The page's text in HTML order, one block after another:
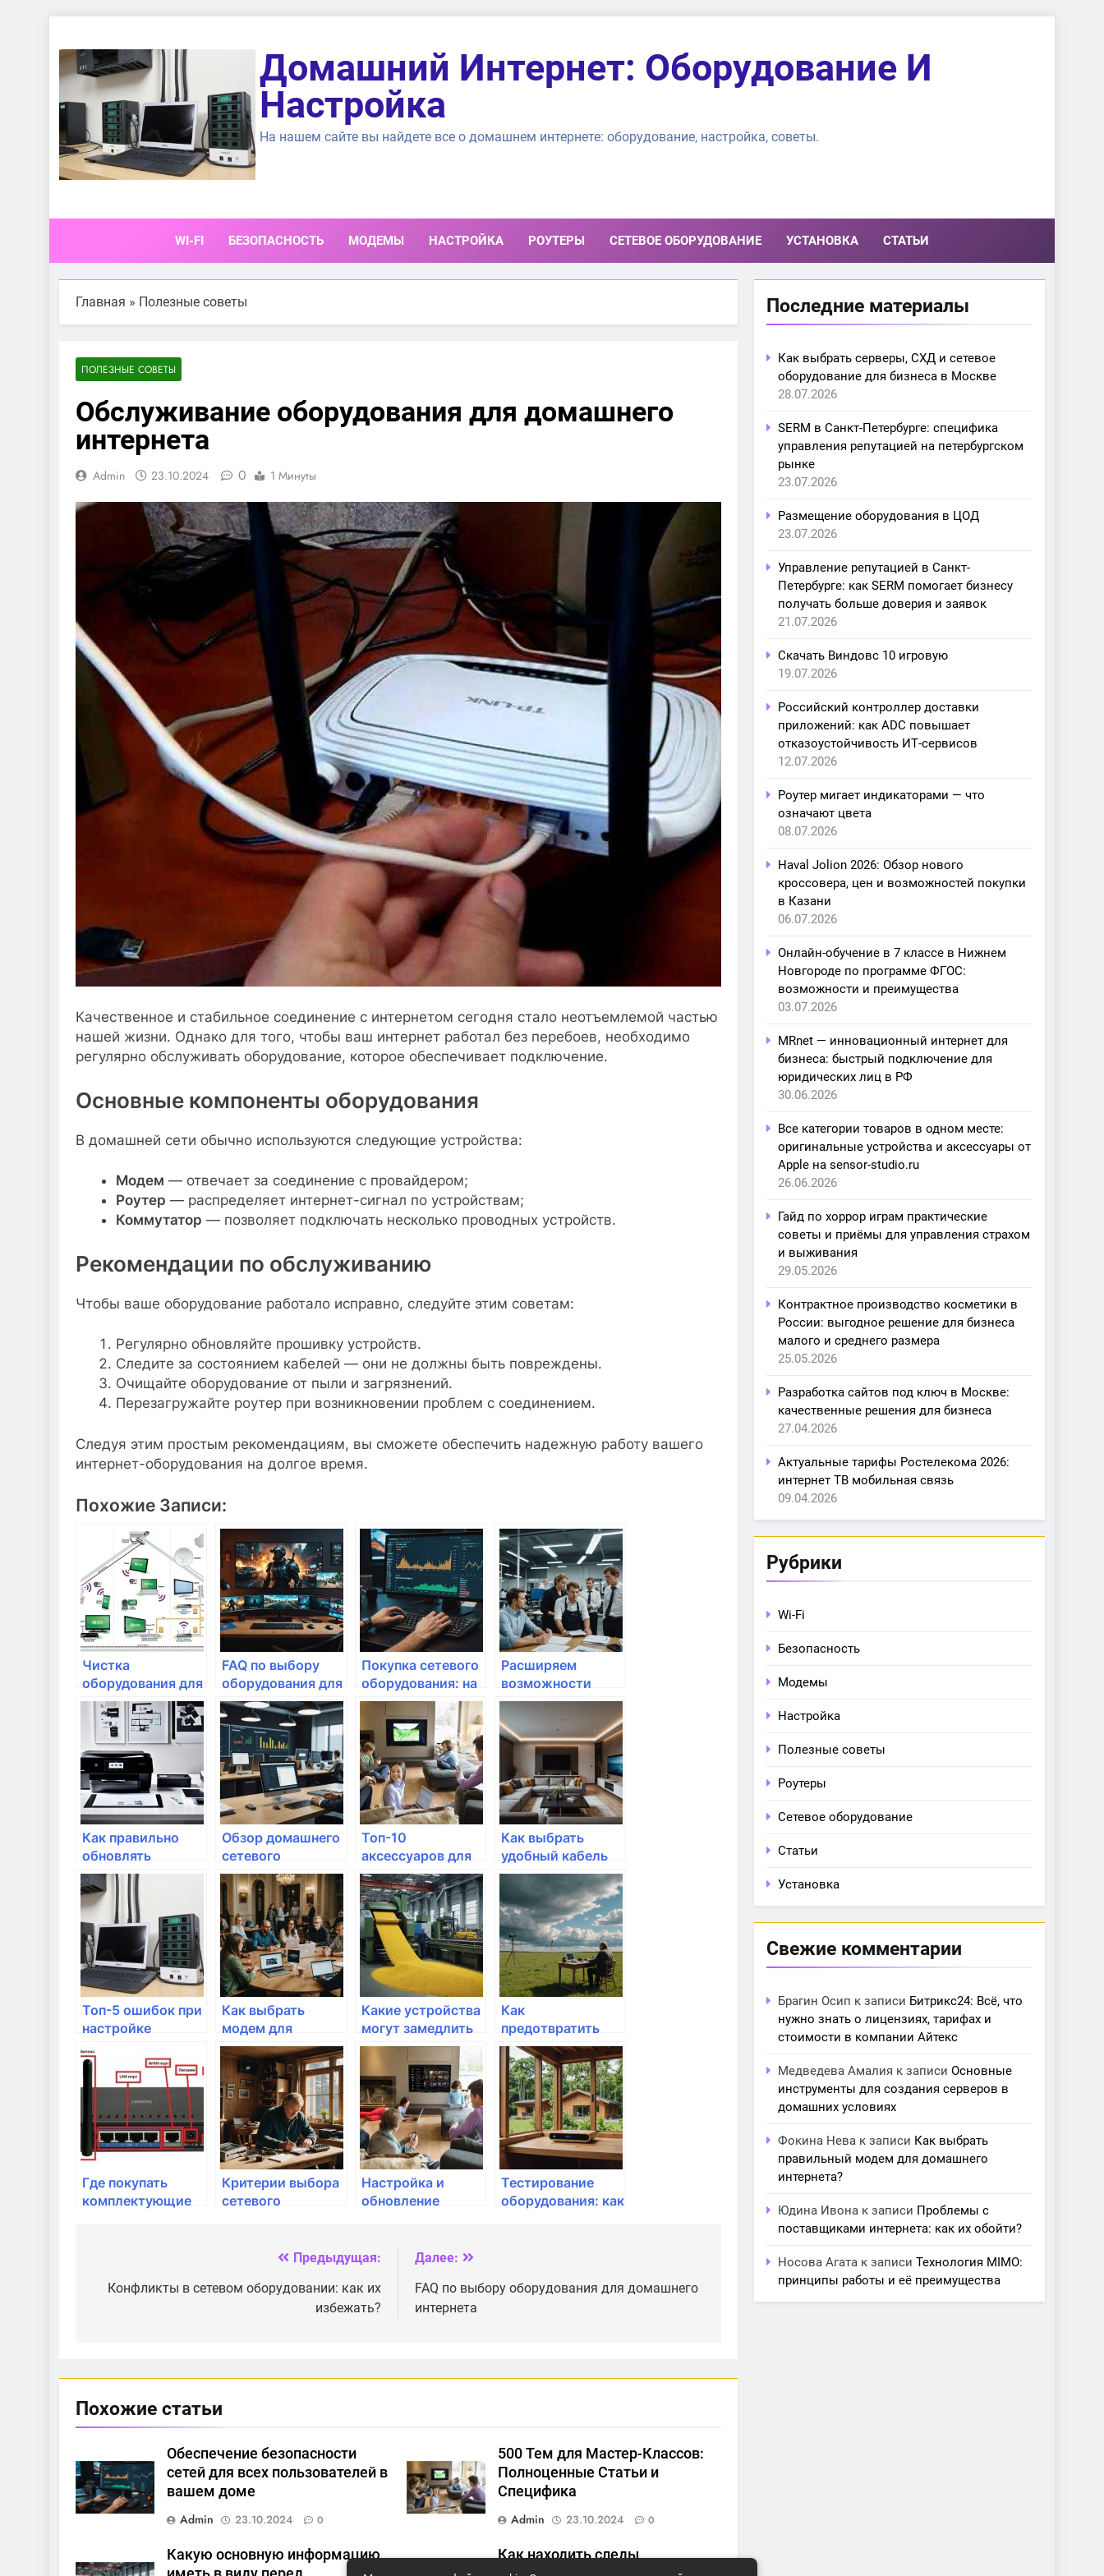
содержимому
Домашний Интернет: Оборудование И
Настройка
На нашем сайте вы найдете все о домашнем интернете: оборудование, настройка, советы.
WI-FI БЕЗОПАСНОСТЬ МОДЕМЫ НАСТРОЙКА РОУТЕРЫ СЕТЕВОЕ ОБОРУДОВАНИЕ УСТАНОВКА СТАТЬИ
Главная » Полезные советы
ПОЛЕЗНЫЕ СОВЕТЫ
Обслуживание оборудования для домашнего
интернета
Admin 23.10.2024 0 1 Минуты
Качественное и стабильное соединение с интернетом сегодня стало неотъемлемой частью
нашей жизни. Однако для того, чтобы ваш интернет работал без перебоев, необходимо
регулярно обслуживать оборудование, которое обеспечивает подключение.
Основные компоненты оборудования
В домашней сети обычно используются следующие устройства:
Модем — отвечает за соединение с провайдером;
Роутер — распределяет интернет-сигнал по устройствам;
Коммутатор — позволяет подключать несколько проводных устройств.
Рекомендации по обслуживанию
Чтобы ваше оборудование работало исправно, следуйте этим советам:
Регулярно обновляйте прошивку устройств.
Следите за состоянием кабелей — они не должны быть повреждены.
Очищайте оборудование от пыли и загрязнений.
Перезагружайте роутер при возникновении проблем с соединением.
Следуя этим простым рекомендациям, вы сможете обеспечить надежную работу вашего
интернет-оборудования на долгое время.
Похожие Записи:
Чистка
оборудования для
домашнего
интернета
FAQ по выбору
оборудования для
домашнего
интернета
Покупка сетевого
оборудования: на
что обращать
внимание
Расширяем
возможности
домашнего
интернета с
помощью Wi-Fi
Как правильно
обновлять
оборудование для
интернета?
Обзор домашнего
сетевого
оборудования для
геймеров
Топ-10
аксессуаров для
домашнего
интернета
Как выбрать
удобный кабель
для подключения
интернета?
Топ-5 ошибок при
настройке
домашнего
интернета
Как выбрать
модем для
домашнего
интернета
Какие устройства
могут замедлить
скорость
интернета?
Как
предотвратить
отключение
интернета в
важные моменты
Где покупать
комплектующие
Критерии выбора
сетевого
Настройка и
обновление
Тестирование
оборудования: как
по
Предыдущая:
Конфликты в сетевом оборудовании: как их
избежать?
Далее:
FAQ по выбору оборудования для домашнего
интернета
Похожие статьи
Обеспечение безопасности
сетей для всех пользователей в
вашем доме
Admin
23.10.2024 0
500 Тем для Мастер-Классов:
Полноценные Статьи и
Специфика
Admin
23.10.2024 0
Какую основную информацию
Как находить следы
Последние материалы
Как выбрать серверы, СХД и сетевое
оборудование для бизнеса в Москве
28.07.2026
SERM в Санкт-Петербурге: специфика
управления репутацией на петербургском
рынке
23.07.2026
Размещение оборудования в ЦОД
23.07.2026
Управление репутацией в Санкт-
Петербурге: как SERM помогает бизнесу
получать больше доверия и заявок
21.07.2026
Скачать Виндовс 10 игровую
19.07.2026
Российский контроллер доставки
приложений: как ADC повышает
отказоустойчивость ИТ-сервисов
12.07.2026
Роутер мигает индикаторами — что
означают цвета
08.07.2026
Haval Jolion 2026: Обзор нового
кроссовера, цен и возможностей покупки
в Казани
06.07.2026
Онлайн-обучение в 7 классе в Нижнем
Новгороде по программе ФГОС:
возможности и преимущества
03.07.2026
MRnet — инновационный интернет для
бизнеса: быстрый подключение для
юридических лиц в РФ
30.06.2026
Все категории товаров в одном месте:
оригинальные устройства и аксессуары от
Apple на sensor-studio.ru
26.06.2026
Гайд по хоррор играм практические
советы и приёмы для управления страхом
и выживания
29.05.2026
Контрактное производство косметики в
России: выгодное решение для бизнеса
малого и среднего размера
25.05.2026
Разработка сайтов под ключ в Москве:
качественные решения для бизнеса
27.04.2026
Актуальные тарифы Ростелекома 2026:
интернет ТВ мобильная связь
09.04.2026
Рубрики
Wi-Fi
Безопасность
Модемы
Настройка
Полезные советы
Роутеры
Сетевое оборудование
Статьи
Установка
Свежие комментарии
Брагин Осип к записи Битрикс24: Всё, что
нужно знать о лицензиях, тарифах и
стоимости в компании Айтекс
Медведева Амалия к записи Основные
инструменты для создания серверов в
домашних условиях
Фокина Нева к записи Как выбрать
правильный модем для домашнего
интернета?
Юдина Ивона к записи Проблемы с
поставщиками интернета: как их обойти?
Носова Агата к записи Технология MIMO:
принципы работы и её преимущества